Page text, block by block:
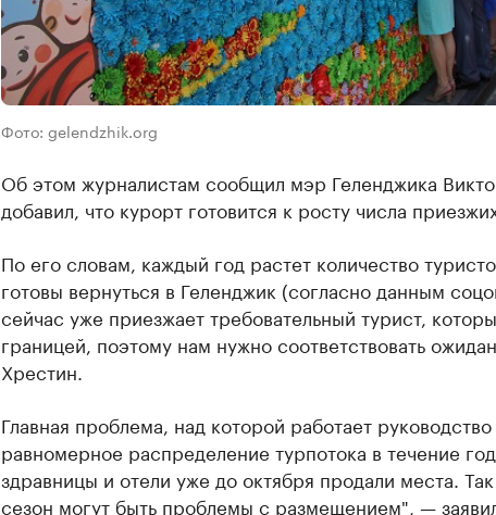
Фото: gelendzhik.org
Об этом журналистам сообщил мэр Геленджика
добавил, что курорт готовится к росту числа
По его словам, каждый год растет количество
готовы вернуться в Геленджик (согласно данным
сейчас уже приезжает требовательный турист,
границей, поэтому нам нужно соответствовать
Хрестин.
Главная проблема, над которой работает
равномерное распределение турпотока в течение
здравницы и отели уже до октября продали места.
сезон могут быть проблемы с размещением", —